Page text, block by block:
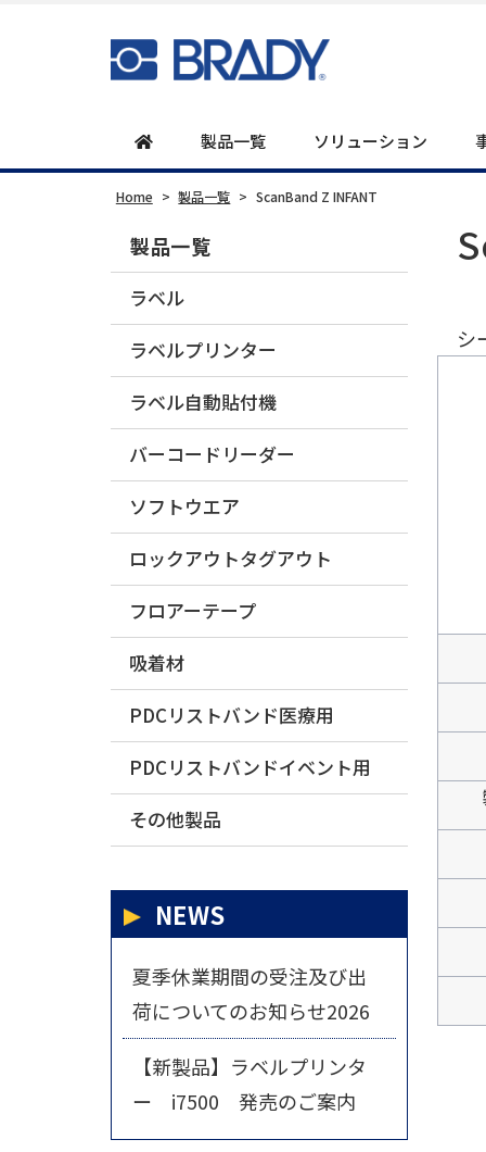
製品一覧 ソリューション
Home > 製品一覧 > ScanBand Z INFANT
シ
製品一覧
ラベル
ラベルプリンター
ラベル自動貼付機
バーコードリーダー
ソフトウエア
ロックアウトタグアウト
フロアーテープ
吸着材
PDCリストバンド医療用
PDCリストバンドイベント用
その他製品
NEWS
夏季休業期間の受注及び出
荷についてのお知らせ2026
【新製品】ラベルプリンタ
ー i7500 発売のご案内